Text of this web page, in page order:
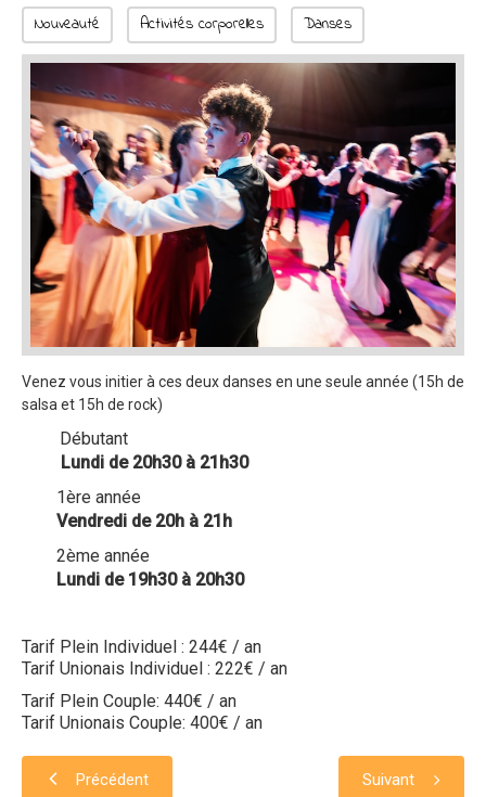
Nouveauté Activités corporelles Danses
Venez vous initier à ces deux danses en une seule année (15h de
salsa et 15h de rock)
Débutant
Lundi de 20h30 à 21h30
1ère année
Vendredi de 20h à 21h
2ème année
Lundi de 19h30 à 20h30
Tarif Plein Individuel : 244€ / an
Tarif Unionais Individuel : 222€ / an
Tarif Plein Couple: 440€ / an
Tarif Unionais Couple: 400€ / an
Précédent Suivant